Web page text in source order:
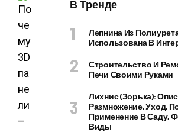
В Тренде
Лепнина Из
Использована В
Строительство И
Печи Своими Руками
Лихнис (Зорька):
Размножение, Уход,
Применение В Саду,
Виды